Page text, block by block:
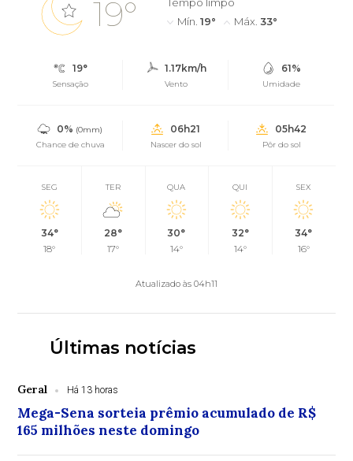
19°
Tempo limpo
Mín. 19° Máx. 33°
19°
Sensação
1.17km/h
Vento
61%
Umidade
0% (0mm)
Chance de chuva
06h21
Nascer do sol
05h42
Pôr do sol
SEG
34°
18°
TER
28°
17°
QUA
30°
14°
QUI
32°
14°
SEX
34°
16°
Atualizado às 04h11
Últimas notícias
Geral Há 13 horas
Mega-Sena sorteia prêmio acumulado de R$
165 milhões neste domingo